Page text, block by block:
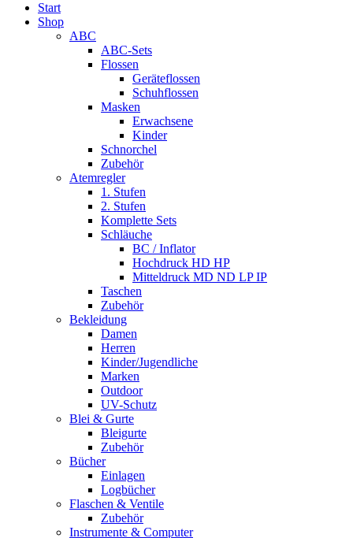
Start
Shop
ABC
ABC-Sets
Flossen
Geräteflossen
Schuhflossen
Masken
Erwachsene
Kinder
Schnorchel
Zubehör
Atemregler
1. Stufen
2. Stufen
Komplette Sets
Schläuche
BC / Inflator
Hochdruck HD HP
Mitteldruck MD ND LP IP
Taschen
Zubehör
Bekleidung
Damen
Herren
Kinder/Jugendliche
Marken
Outdoor
UV-Schutz
Blei & Gurte
Bleigurte
Zubehör
Bücher
Einlagen
Logbücher
Flaschen & Ventile
Zubehör
Instrumente & Computer